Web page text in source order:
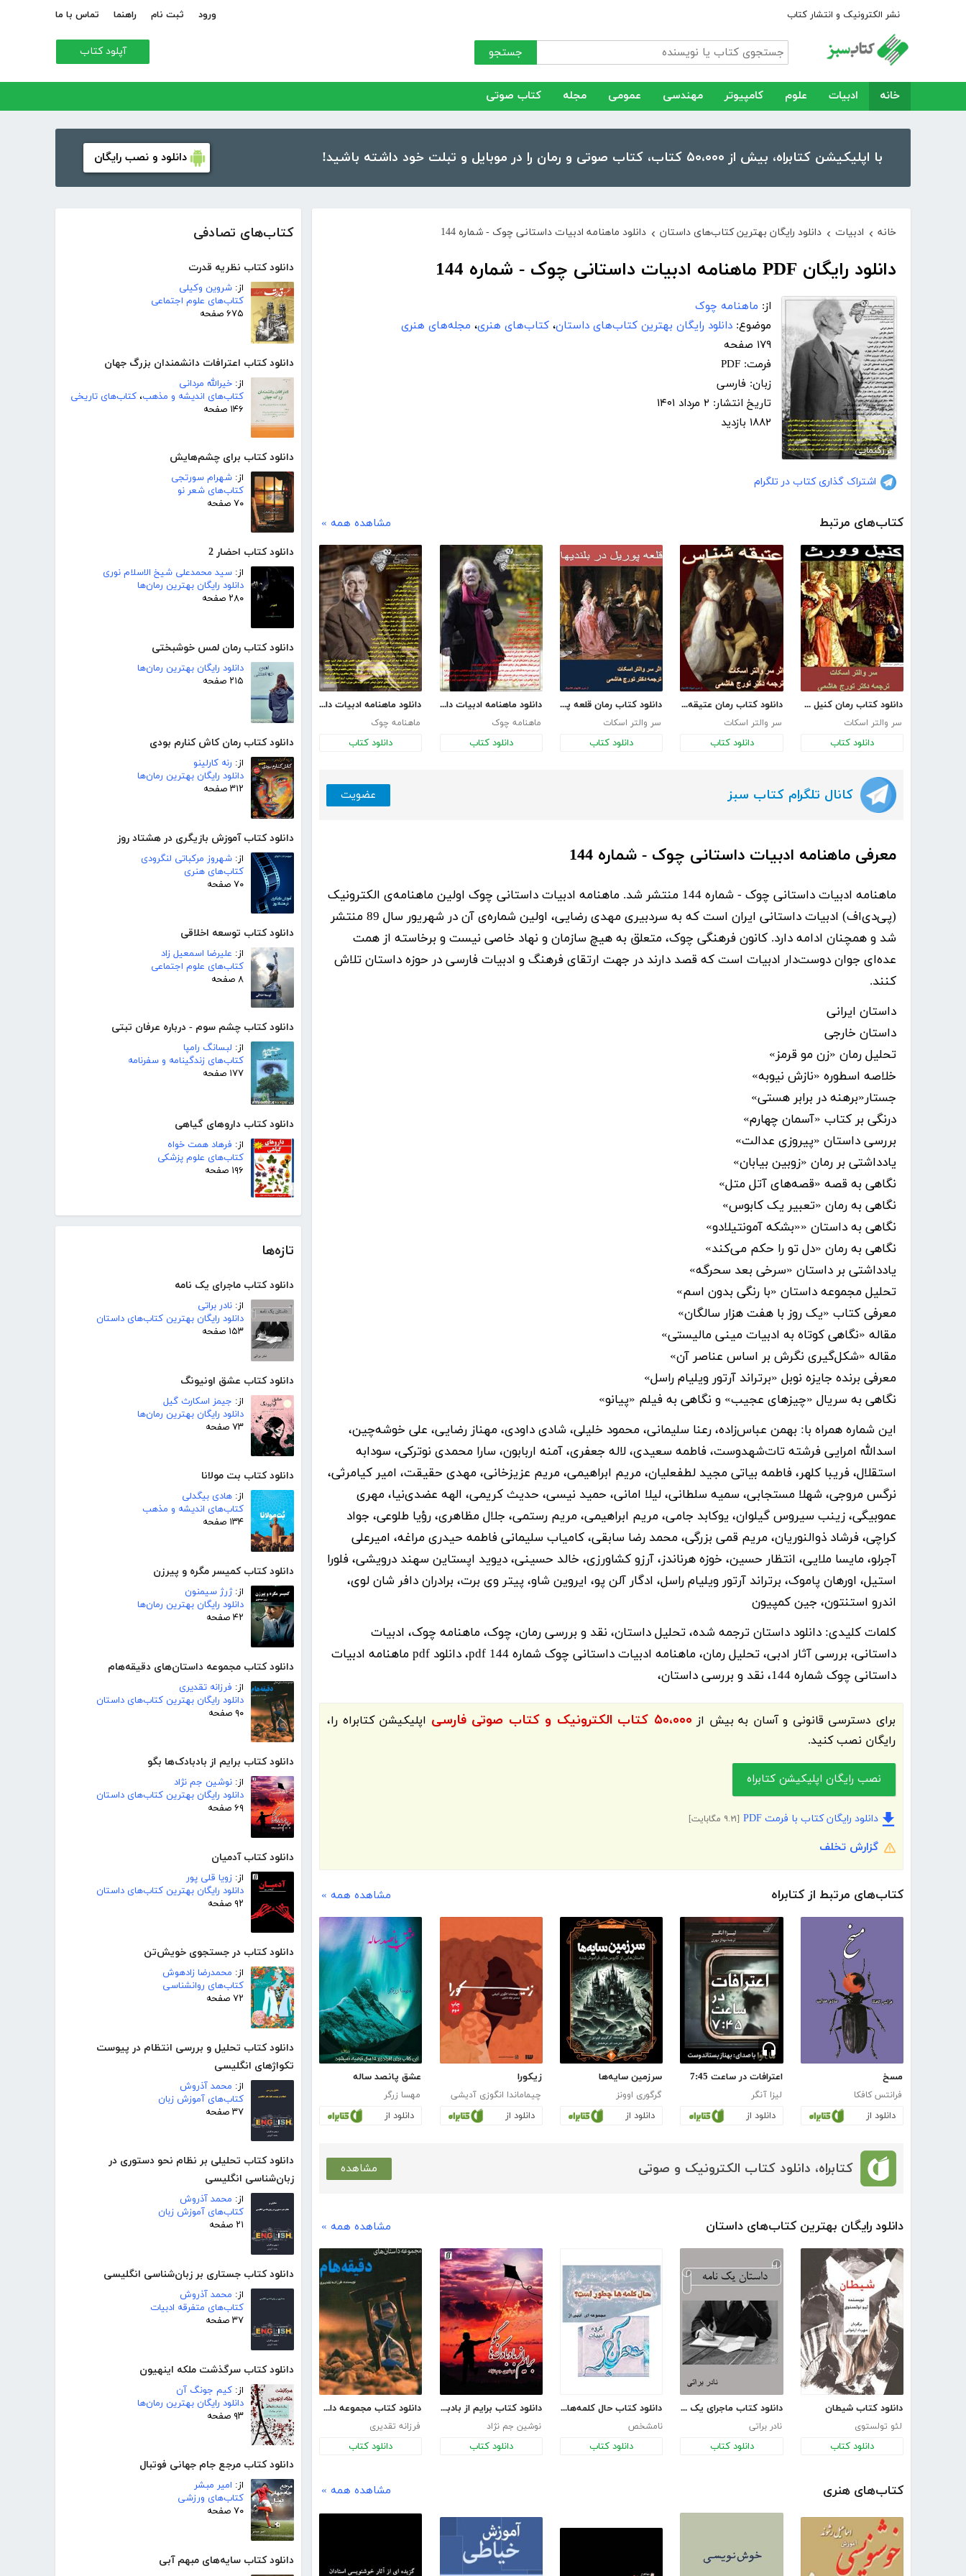
نشر الکترونیک و انتشار کتاب ورود ثبت نام راهنما تماس با ما
جستجو آپلود کتاب
خانه ادبیات علوم کامپیوتر مهندسی عمومی مجله کتاب صوتی
با اپلیکیشن کتابراه، بیش از ۵۰،۰۰۰ کتاب، کتاب صوتی و رمان را در موبایل و تبلت خود داشته باشید! دانلود و نصب رایگان
کتاب‌های تصادفی
دانلود کتاب نظریه‌ قدرت
از: شروین وکیلی
کتاب‌های علوم اجتماعی
۶۷۵ صفحه
دانلود کتاب اعترافات دانشمندان بزرگ جهان
از: خیرالله مردانی
کتاب‌های اندیشه و مذهب، کتاب‌های تاریخی
۱۴۶ صفحه
دانلود کتاب برای چشم‌هایش
از: شهرام سورتجی
کتاب‌های شعر نو
۷۰ صفحه
دانلود کتاب احضار 2
از: سید محمدعلی شیخ الاسلام نوری
دانلود رایگان بهترین رمان‌ها
۲۸۰ صفحه
دانلود کتاب رمان لمس خوشبختی
دانلود رایگان بهترین رمان‌ها
۲۱۵ صفحه
دانلود کتاب رمان کاش کنارم بودی
از: رنه کارلینو
دانلود رایگان بهترین رمان‌ها
۳۱۲ صفحه
دانلود کتاب آموزش بازیگری در هشتاد روز
از: شهروز مرکباتی لنگرودی
کتاب‌های هنری
۷۰ صفحه
دانلود کتاب توسعه اخلاقی
از: علیرضا اسمعیل زاد
کتاب‌های علوم اجتماعی
۸ صفحه
دانلود کتاب چشم سوم - درباره عرفان تبتی
از: لبسانگ رامپا
کتاب‌های زندگینامه و سفرنامه
۱۷۷ صفحه
دانلود کتاب داروهای گیاهی
از: فرهاد همت خواه
کتاب‌های علوم پزشکی
۱۹۶ صفحه
تازه‌ها
دانلود کتاب ماجرای یک نامه
از: نادر براتی
دانلود رایگان بهترین کتاب‌های داستان
۱۵۳ صفحه
دانلود کتاب عشق اونیونگ
از: جیمز اسکارث گیل
دانلود رایگان بهترین رمان‌ها
۷۳ صفحه
دانلود کتاب بت مولانا
از: هادی بیگدلی
کتاب‌های اندیشه و مذهب
۱۳۴ صفحه
دانلود کتاب کمیسر مگره و پیرزن
از:ژرژ سیمنون
دانلود رایگان بهترین رمان‌ها
۴۲ صفحه
دانلود کتاب مجموعه داستان‌های دقیقه‌هام
از: فرزانه تقدیری
دانلود رایگان بهترین کتاب‌های داستان
۹۰ صفحه
دانلود کتاب برایم از بادبادک‌ها بگو
از: نوشین جم نژاد
دانلود رایگان بهترین کتاب‌های داستان
۶۹ صفحه
دانلود کتاب آدمیان
از: زویا قلی پور
دانلود رایگان بهترین کتاب‌های داستان
۹۲ صفحه
دانلود کتاب در جستجوی خویش‌تن
از: محمدرضا زادهوش
کتاب‌های روانشناسی
۷۲ صفحه
دانلود کتاب تحلیل و بررسی انتظام در پیوست
تکواژهای انگلیسی
از: محمد آذروش
کتاب‌های آموزش زبان
۳۷ صفحه
دانلود کتاب تحلیلی بر نظام نحو دستوری در
زبان‌شناسی انگلیسی
از: محمد آذروش
کتاب‌های آموزش زبان
۲۱ صفحه
دانلود کتاب جستاری بر زبان‌شناسی انگلیسی
از: محمد آذروش
کتاب‌های متفرقه ادبیات
۳۷ صفحه
دانلود کتاب سرگذشت ملکه اینهیون
از: کیم جونگ آن
دانلود رایگان بهترین رمان‌ها
۹۳ صفحه
دانلود کتاب مرجع جام جهانی فوتبال
از: امیر مبشر
کتاب‌های ورزشی
۷۰ صفحه
دانلود کتاب سایه‌های مبهم آبی
خانه › ادبیات › دانلود رایگان بهترین کتاب‌های داستان › دانلود ماهنامه ادبیات داستانی چوک - شماره 144
دانلود رایگان PDF ماهنامه ادبیات داستانی چوک - شماره 144
بزرگنمایی
از: ماهنامه چوک
موضوع: دانلود رایگان بهترین کتاب‌های داستان، کتاب‌های هنری، مجله‌های هنری
۱۷۹ صفحه
فرمت: PDF
زبان: فارسی
تاریخ انتشار: ۲ مرداد ۱۴۰۱
۱۸۸۲ بازدید
اشتراک گذاری کتاب در تلگرام
کتاب‌های مرتبط مشاهده همه »
دانلود کتاب رمان کنیل وورث
سر والتر اسکات
دانلود کتاب
دانلود کتاب رمان عتیقه شناس
سر والتر اسکات
دانلود کتاب
دانلود کتاب رمان قلعه پوریل در بلندی‌ها
سر والتر اسکات
دانلود کتاب
دانلود ماهنامه ادبیات داستانی چوک - شماره 147
ماهنامه چوک
دانلود کتاب
دانلود ماهنامه ادبیات داستانی چوک - شماره 143
ماهنامه چوک
دانلود کتاب
کانال تلگرام کتاب سبز عضویت
معرفی ماهنامه ادبیات داستانی چوک - شماره 144
ماهنامه ادبیات داستانی چوک - شماره 144
منتشر شد. ماهنامه ادبیات داستانی چوک اولین ماهنامه‌ی الکترونیک
(پی‌دی‌اف) ادبیات داستانی ایران است که به سردبیری مهدی رضایی، اولین شماره‌ی آن در شهریور سال 89 منتشر
شد و همچنان ادامه دارد. کانون فرهنگی چوک، متعلق به هیچ سازمان و نهاد خاصی نیست و برخاسته از همت
عده‌ای جوان دوست‌دار ادبیات است که قصد دارند در جهت ارتقای فرهنگ و ادبیات فارسی در حوزه داستان تلاش
کنند.
داستان ایرانی
داستان خارجی
تحلیل رمان «زن مو قرمز»
خلاصه اسطوره «نازش نیوبه»
جستار«برهنه در برابر هستی»
درنگی بر کتاب «آسمان چهارم»
بررسی داستان «پیروزی عدالت»
یادداشتی بر رمان «زوبین بیابان»
نگاهی به قصه «قصه‌های آتل متل»
نگاهی به رمان «تعبیر یک کابوس»
نگاهی به داستان ««بشکه آمونتیلادو»
نگاهی به رمان «دل تو را حکم می‌کند»
یادداشتی بر داستان «سرخی بعد سحرگه»
تحلیل مجموعه داستان «با رنگی بدون اسم»
معرفی کتاب «یک روز با هفت هزار سالگان»
مقاله «نگاهی کوتاه به ادبیات مینی مالیستی»
مقاله «شکل‌گیری نگرش بر اساس عناصر آن»
معرفی برنده جایزه نوبل «برتراند آرتور ویلیام راسل»
نگاهی به سریال «چیزهای عجیب» و نگاهی به فیلم «پیانو»
این شماره همراه با: بهمن عباس‌زاده، رعنا سلیمانی، محمود خلیلی، شادی داودی، مهناز رضایی، علی خوشه‌چین،
اسدالله امرایی فرشته تات‌شهدوست، فاطمه سعیدی، لاله جعفری، آمنه اربابون، سارا محمدی نوترکی، سودابه
استقلال، فریبا کلهر، فاطمه بیاتی مجید لطفعلیان، مریم ابراهیمی، مریم عزیزخانی، مهدی حقیقت، امیر کیامرثی،
نرگس مروجی، شهلا مستجابی، سمیه سلطانی، لیلا امانی، حمید نیسی، حدیث کریمی، الهه عضدی‌نیا، مهری
عموبیگی، زینب سیروس گیلوان، یوکابد جامی، مریم ابراهیمی، مریم رستمی، جلال مظاهری، رؤیا طلوعی، جواد
کراچی، فرشاد ذوالنوریان، مریم قمی بزرگی، محمد رضا سابقی، کامیاب سلیمانی فاطمه حیدری مراغه، امیرعلی
آجرلو، مایسا ملایی، انتظار حسین، خوزه هرناندز، آرزو کشاورزی، خالد حسینی، دیوید اپستاین سهند درویشی، فلورا
استیل، اورهان پاموک، برتراند آرتور ویلیام راسل، ادگار آلن پو، ایروین شاو، پیتر وی برت، برادران دافر شان لوی،
اندرو استنتون، جین کمپیون
کلمات کلیدی: دانلود داستان ترجمه شده، تحلیل داستان، نقد و بررسی رمان، چوک، ماهنامه چوک، ادبیات
داستانی، بررسی آثار ادبی، تحلیل رمان، ماهنامه ادبیات داستانی چوک شماره 144 pdf، دانلود pdf ماهنامه ادبیات
داستانی چوک شماره 144، نقد و بررسی داستان،
برای دسترسی قانونی و آسان به بیش از ۵۰،۰۰۰ کتاب الکترونیک و کتاب صوتی فارسی اپلیکیشنکتابراه را،
رایگان نصب کنید.
نصب رایگان اپلیکیشن کتابراه
دانلود رایگان کتاب با فرمت PDF [۹.۲۱ مگابایت]
گزارش تخلف
کتاب‌های مرتبط از کتابراه مشاهده همه »
مسخ
فرانتس کافکا
دانلود از
اعترافات در ساعت 7:45
لیزا آنگر
دانلود از
سرزمین سایه‌ها
گرگوری اوونز
دانلود از
زیکورا
چیماماندا انگوزی آدیشی
دانلود از
عشق پانصد ساله
مهسا زرگر
دانلود از
کتابراه، دانلود کتاب الکترونیک و صوتی مشاهده
دانلود رایگان بهترین کتاب‌های داستان مشاهده همه »
دانلود کتاب شیطان
لئو تولستوی
دانلود کتاب
دانلود کتاب ماجرای یک نامه
نادر براتی
دانلود کتاب
دانلود کتاب حال کلمه‌ها چطور است؟
نامشخص
دانلود کتاب
دانلود کتاب برایم از بادبادک‌ها بگو
نوشین جم نژاد
دانلود کتاب
دانلود کتاب مجموعه داستان‌های دقیقه‌هام
فرزانه تقدیری
دانلود کتاب
کتاب‌های هنری مشاهده همه »